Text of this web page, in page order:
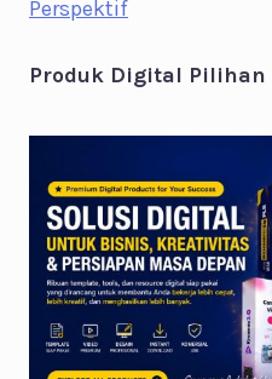
Perspektif
Produk Digital Pilihan